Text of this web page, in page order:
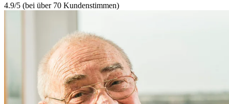
4.9/5 (bei über 70 Kundenstimmen)